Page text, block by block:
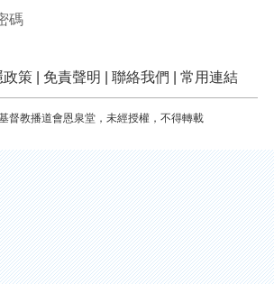
碼
政策 免責聲明 聯絡我們 常用連結
督教播道會恩泉堂，未經授權，不得轉載